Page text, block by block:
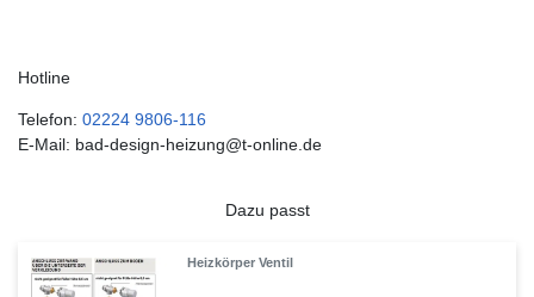
Hotline
Telefon: 02224 9806-116
E-Mail: bad-design-heizung@t-online.de
Dazu passt
Heizkörper Ventil